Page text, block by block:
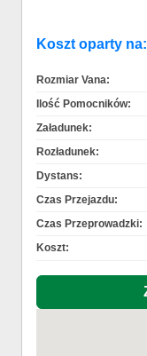
Koszt oparty na:
Rozmiar Vana:
Ilość Pomocników:
Załadunek:
Rozładunek:
Dystans:
Czas Przejazdu:
Czas Przeprowadzki:
Koszt: